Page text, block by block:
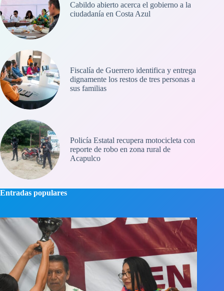
Cabildo abierto acerca el gobierno a la
ciudadanía en Costa Azul
Fiscalía de Guerrero identifica y entrega
dignamente los restos de tres personas a
sus familias
Policía Estatal recupera motocicleta con
reporte de robo en zona rural de
Acapulco
Entradas populares